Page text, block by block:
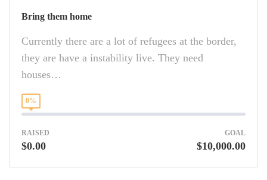
Bring them home
Currently there are a lot of refugees at the border,
they are have a instability live. They need
houses…
0%
RAISED
$0.00
GOAL
$10,000.00